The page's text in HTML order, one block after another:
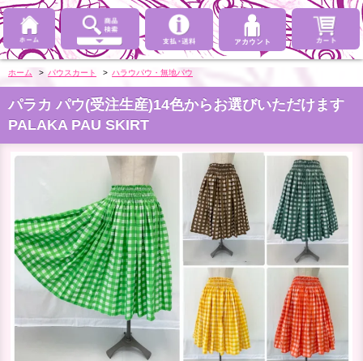
ホーム > パウスカート > ハラウパウ・無地パウ
パラカ パウ(受注生産)14色からお選びいただけます
PALAKA PAU SKIRT